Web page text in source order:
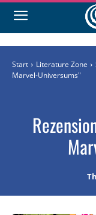
Start Literature Zone
Marvel-Universums"